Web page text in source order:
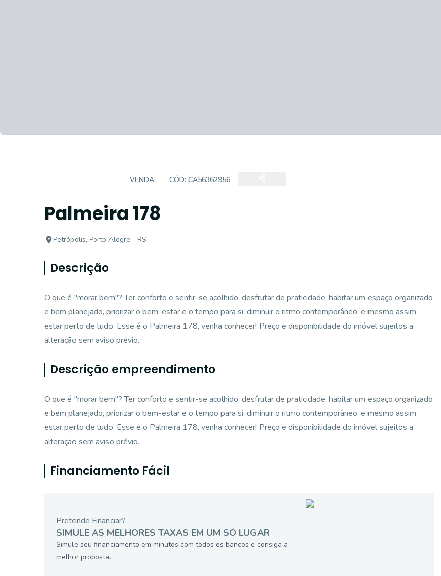
VENDA CÓD: CA56362956
Palmeira 178
Petrópolis, Porto Alegre - RS
Descrição
O que é "morar bem"? Ter conforto e sentir-se acolhido, desfrutar de praticidade, habitar um espaço organizado
e bem planejado, priorizar o bem-estar e o tempo para si, diminuir o ritmo contemporâneo, e mesmo assim
estar perto de tudo. Esse é o Palmeira 178, venha conhecer! Preço e disponibilidade do imóvel sujeitos a
alteração sem aviso prévio.
Descrição empreendimento
O que é "morar bem"? Ter conforto e sentir-se acolhido, desfrutar de praticidade, habitar um espaço organizado
e bem planejado, priorizar o bem-estar e o tempo para si, diminuir o ritmo contemporâneo, e mesmo assim
estar perto de tudo. Esse é o Palmeira 178, venha conhecer! Preço e disponibilidade do imóvel sujeitos a
alteração sem aviso prévio.
Financiamento Fácil
Pretende Financiar?
SIMULE AS MELHORES TAXAS EM UM SÓ LUGAR
Simule seu financiamento em minutos com todos os bancos e consiga a
melhor proposta.